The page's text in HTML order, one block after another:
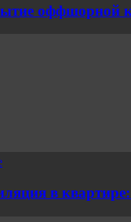
оффшорной
в